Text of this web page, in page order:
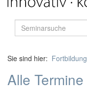
Sie sind hier: Fortbildung
Alle Termine